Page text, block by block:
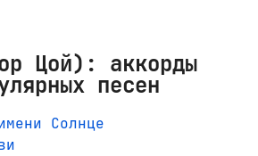
Цой): аккорды
песен
Солнце